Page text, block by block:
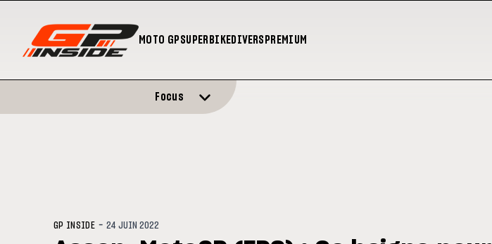
MOTO GPSUPERBIKEDIVERS PREMIUM
Focus
GP INSIDE -24 JUIN 2022